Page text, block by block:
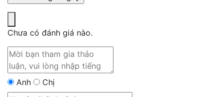
Chưa có đánh giá nào.
Anh Chị